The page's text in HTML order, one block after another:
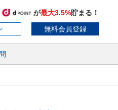
が最大3.5%貯まる！
無料会員登録